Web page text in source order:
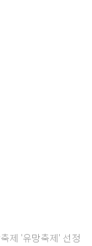
제 '유망축제' 선정